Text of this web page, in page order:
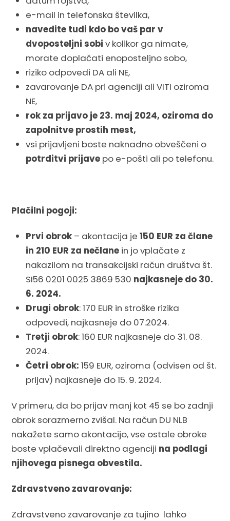
e-mail in telefonska številka,
navedite tudi kdo bo vaš par v
dvoposteljni sobi v kolikor ga nimate,
morate doplačati enoposteljno sobo,
riziko odpovedi DA ali NE,
zavarovanje DA pri agenciji ali VITI oziroma
NE,
rok za prijavo je 23. maj 2024, oziroma do
zapolnitve prostih mest,
vsi prijavljeni boste naknadno obveščeni o
potrditvi prijave po e-pošti ali po telefonu.
Plačilni pogoji:
Prvi obrok – akontacija je150 EUR za člane
in 210 EUR za nečlane in jo vplačate z
nakazilom na transakcijski račun društva št.
SI56 0201 0025 3869 530 najkasneje do 30.
6. 2024.
Drugi obrok: 170 EUR in stroške rizika
odpovedi, najkasneje do 07.2024.
Tretji obrok: 160 EUR najkasneje do 31. 08.
2024.
Četri obrok:159 EUR, oziroma (odvisen od št.
prijav) najkasneje do 15. 9. 2024.
V primeru, da bo prijav manj kot 45 se bo zadnji
obrok sorazmerno zvišal. Na račun DU NLB
nakažete samo akontacijo, vse ostale obroke
boste vplačevali direktno agenciji na podlagi
njihovega pisnega obvestila.
Zdravstveno zavarovanje:
Zdravstveno zavarovanje za tujino lahko